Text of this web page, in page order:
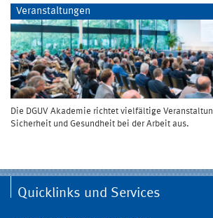
Veranstaltungen
Die DGUV Akademie richtet vielfältige
Sicherheit und Gesundheit bei der Arbeit aus.
Quicklinks und Services